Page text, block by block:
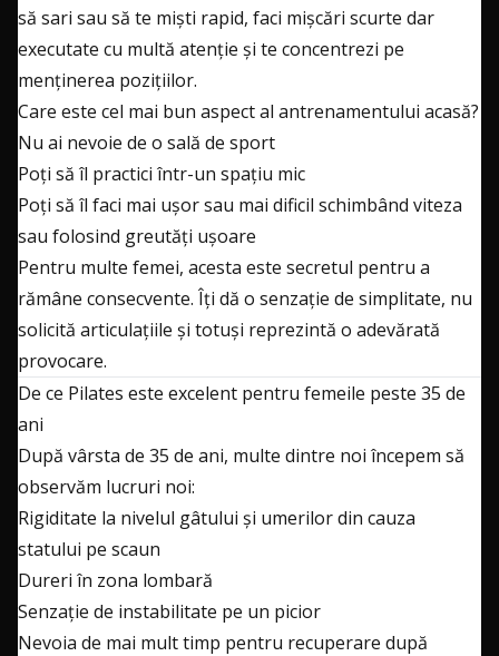
să sari sau să te miști rapid, faci mișcări scurte dar
executate cu multă atenție și te concentrezi pe
menținerea pozițiilor.
Care este cel mai bun aspect al antrenamentului acasă?
Nu ai nevoie de o sală de sport
Poți să îl practici într-un spațiu mic
Poți să îl faci mai ușor sau mai dificil schimbând viteza
sau folosind greutăți ușoare
Pentru multe femei, acesta este secretul pentru a
rămâne consecvente. Îți dă o senzație de simplitate, nu
solicită articulațiile și totuși reprezintă o adevărată
provocare.
De ce Pilates este excelent pentru femeile peste 35 de
ani
După vârsta de 35 de ani, multe dintre noi începem să
observăm lucruri noi:
Rigiditate la nivelul gâtului și umerilor din cauza
statului pe scaun
Dureri în zona lombară
Senzație de instabilitate pe un picior
Nevoia de mai mult timp pentru recuperare după